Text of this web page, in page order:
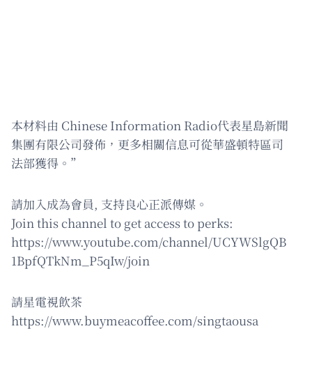
本材料由 Chinese Information Radio代表星島新聞
集團有限公司發佈，更多相關信息可從華盛頓特區司
法部獲得。”
請加入成為會員, 支持良心正派傳媒。
Join this channel to get access to perks:
https://www.youtube.com/channel/UCYWSlgQB
1BpfQTkNm_P5qIw/join
請星電視飲茶
https://www.buymeacoffee.com/singtaousa